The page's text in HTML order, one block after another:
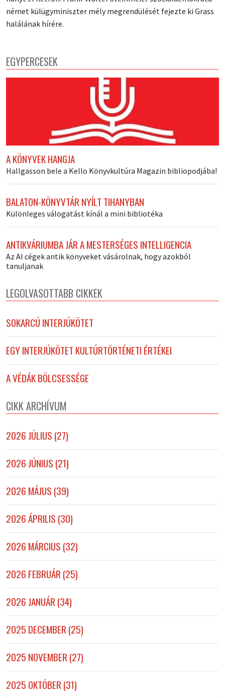
német külügyminiszter mély megrendülését fejezte ki Grass
halálának hírére.
EGYPERCESEK
A KÖNYVEK HANGJA
Hallgasson bele a Kello Könyvkultúra Magazin bibliopodjába!
BALATON-KÖNYVTÁR NYÍLT TIHANYBAN
Különleges válogatást kínál a mini bibliotéka
ANTIKVÁRIUMBA JÁR A MESTERSÉGES INTELLIGENCIA
Az AI cégek antik könyveket vásárolnak, hogy azokból
tanuljanak
LEGOLVASOTTABB CIKKEK
SOKARCÚ INTERJÚKÖTET
EGY INTERJÚKÖTET KULTÚRTÖRTÉNETI ÉRTÉKEI
A VÉDÁK BÖLCSESSÉGE
CIKK ARCHÍVUM
2026 JÚLIUS (27)
2026 JÚNIUS (21)
2026 MÁJUS (39)
2026 ÁPRILIS (30)
2026 MÁRCIUS (32)
2026 FEBRUÁR (25)
2026 JANUÁR (34)
2025 DECEMBER (25)
2025 NOVEMBER (27)
2025 OKTÓBER (31)